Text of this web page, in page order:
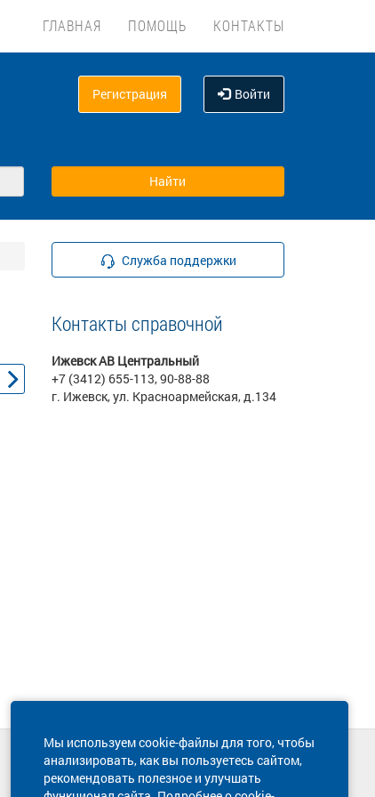
ГЛАВНАЯ ПОМОЩЬ КОНТАКТЫ
Регистрация Войти
Служба поддержки
Контакты справочной
Ижевск АВ Центральный
+7 (3412) 655-113, 90-88-88
г. Ижевск, ул. Красноармейская, д.134
Мы используем cookie-файлы для того, чтобы
анализировать, как вы пользуетесь сайтом,
рекомендовать полезное и улучшать
Техническая поддержка сайта
8 800 600-03-38